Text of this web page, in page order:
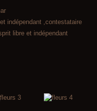
libre et indépendant